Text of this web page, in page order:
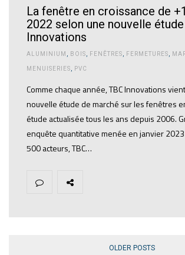
La fenêtre en croissance de
2022 selon une nouvelle
Innovations
ALUMINIUM BOIS FENÊTRES FERMETURES
MENUISERIES PVC
Comme chaque année, TBC Innovations
nouvelle étude de marché sur les fenêtres
étude actualisée tous les ans depuis 2006.
enquête quantitative menée en janvier
500 acteurs, TBC…
OLDER POSTS